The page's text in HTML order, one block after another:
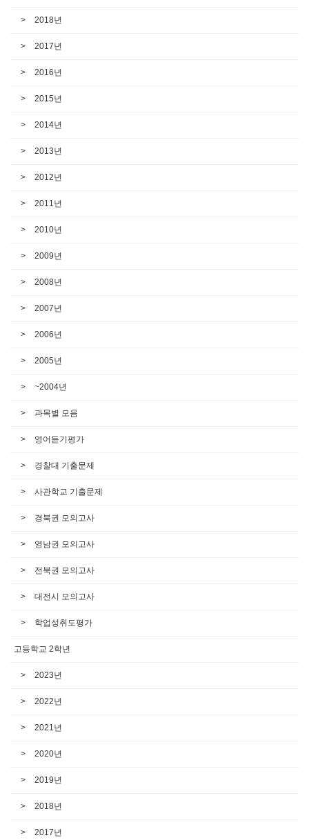
2018년
2017년
2016년
2015년
2014년
2013년
2012년
2011년
2010년
2009년
2008년
2007년
2006년
2005년
~2004년
과목별 모음
영어듣기평가
경찰대 기출문제
사관학교 기출문제
경북권 모의고사
영남권 모의고사
전북권 모의고사
대전시 모의고사
학업성취도평가
고등학교 2학년
2023년
2022년
2021년
2020년
2019년
2018년
2017년